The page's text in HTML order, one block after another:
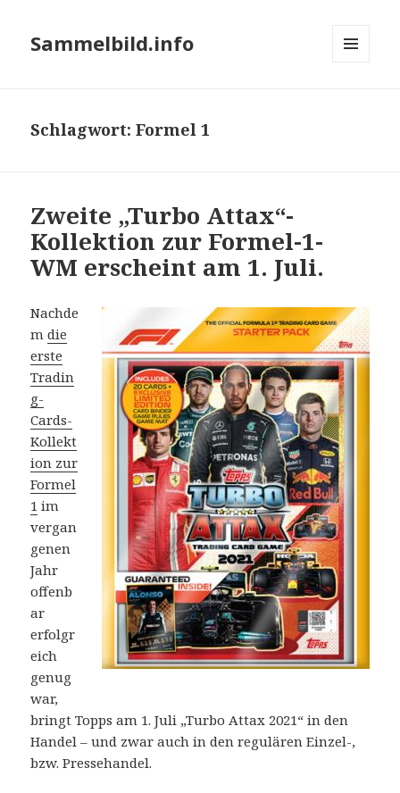
Sammelbild.info
Schlagwort:Formel 1
Zweite „Turbo Attax“-
Kollektion zur Formel-1-
WM erscheint am 1. Juli.
Nachde
mdie
erste
Tradin
g-
Cards-
Kollekt
ion zur
Formel
1 im
vergan
genen
Jahr
offenb
ar
erfolgr
eich
genug
war,
bringt Topps am 1. Juli „Turbo Attax 2021“ in den
Handel – und zwar auch in den regulären Einzel-,
bzw. Pressehandel.